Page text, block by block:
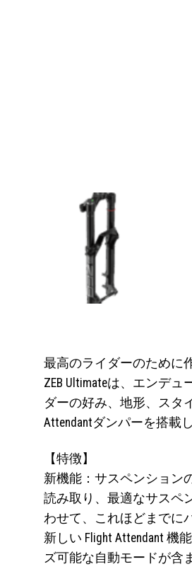
最高のライダーのために
ZEB Ultimateは、エンデ
ダーの好み、地形、スタ
Attendantダンパーを搭載
【特徴】
新機能：サスペンション
読み取り、最適なサスペ
わせて、これほどまでに
新しい Flight Attendant
ズ可能な自動モードが含